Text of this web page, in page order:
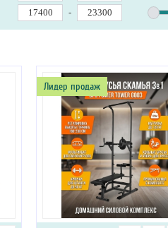
-
Лидер продаж